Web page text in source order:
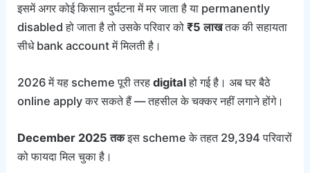
इसमें अगर कोई किसान दुर्घटना में मर जाता है या permanently
disabled हो जाता है तो उसके परिवार को₹5 लाखतक की सहायता
सीधे bank account में मिलती है।
2026 में यह scheme पूरी तरहdigitalहो गई है। अब घर बैठे
online apply कर सकते हैं — तहसील के चक्कर नहीं लगाने होंगे।
December 2025 तकइस scheme के तहत 29,394 परिवारों
को फायदा मिल चुका है।